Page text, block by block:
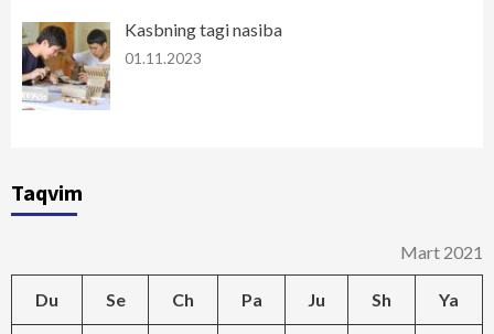
Kasbning tagi nasiba
01.11.2023
Taqvim
Mart 2021
Du Se Ch Pa Ju Sh Ya